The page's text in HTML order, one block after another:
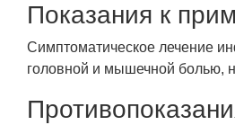
Показания к
Симптоматическое лечение
головной и мышечной болью,